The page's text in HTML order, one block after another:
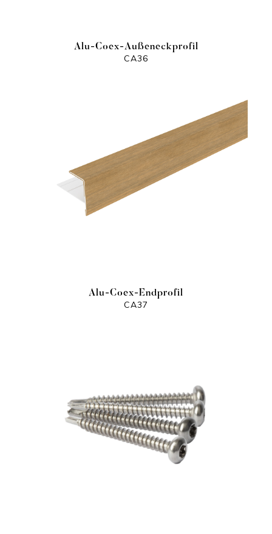
Alu-Coex-Außeneckprofil
CA36
Alu-Coex-Endprofil
CA37